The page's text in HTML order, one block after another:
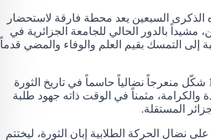
الذكرى السبعين يعد محطة فارقة لاستحضار
بالدور الحالي للجامعة الجزائرية في
إلى التمسك بقيم العلم والوفاء والمضي قدماً
من جهته، أبرز السيد الوالي في كلمته أن إضراب 19 ماي 1956 شكّل منعرجاً نضالياً حاسماً في تاريخ الثورة
والكرامة، مثمناً في الوقت ذاته جهود طلبة
المستقلة.
نضال الحركة الطلابية إبان الثورة، ليختتم